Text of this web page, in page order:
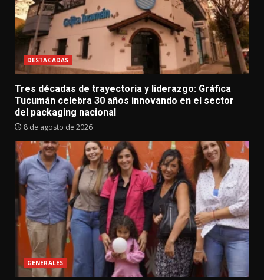
DESTACADAS
Tres décadas de trayectoria y liderazgo: Gráfica
Tucumán celebra 30 años innovando en el sector
del packaging nacional
8 de agosto de 2026
GENERALES